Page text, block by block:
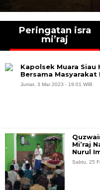
Peringatan isra
mi’raj
Kapolsek Muara Siau
Bersama Masyarakat
Jumat, 3 Mar 2023 - 19:01 WIB
Mi’raj
Nurul
Sabtu, 25